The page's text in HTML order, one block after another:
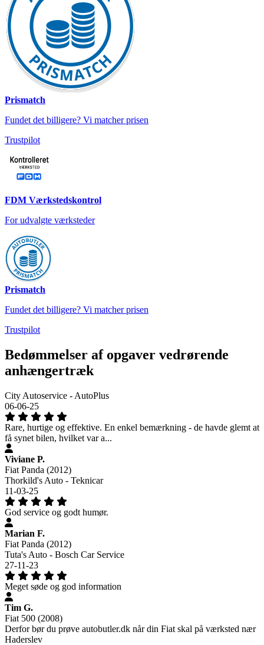
Prismatch
Fundet det billigere? Vi matcher prisen
Trustpilot
FDM Værkstedskontrol
For udvalgte værksteder
Prismatch
Fundet det billigere? Vi matcher prisen
Trustpilot
Bedømmelser af opgaver vedrørende
anhængertræk
City Autoservice - AutoPlus
06-06-25
Rare, hurtige og effektive. En enkel bemærkning - de havde glemt at
få synet bilen, hvilket var a...
Viviane P.
Fiat Panda (2012)
Thorkild's Auto - Teknicar
11-03-25
God service og godt humør.
Marian F.
Fiat Panda (2012)
Tuta's Auto - Bosch Car Service
27-11-23
Meget søde og god information
Tim G.
Fiat 500 (2008)
Derfor bør du prøve autobutler.dk når din Fiat skal på værksted nær
Haderslev